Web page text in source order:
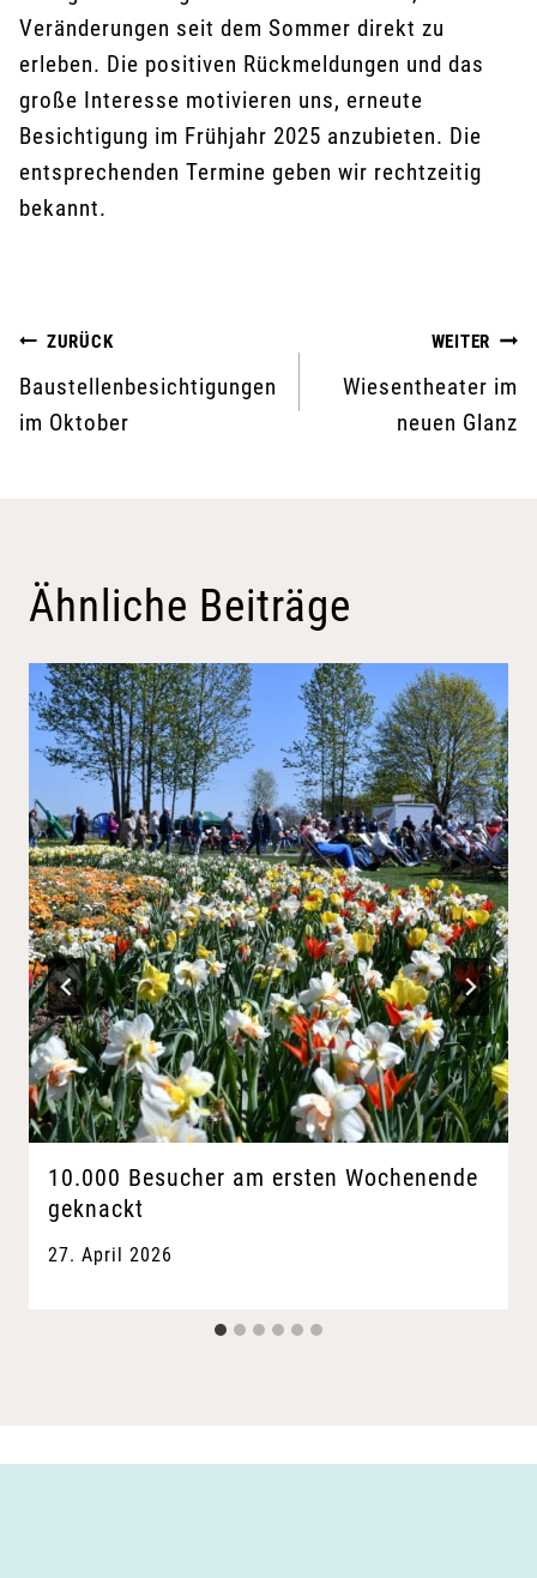
Veränderungen seit dem Sommer direkt zu
erleben. Die positiven Rückmeldungen und das
große Interesse motivieren uns, erneute
Besichtigung im Frühjahr 2025 anzubieten. Die
entsprechenden Termine geben wir rechtzeitig
bekannt.
Beitragsnavigation
ZURÜCK
Baustellenbesichtigungen
im Oktober
WEITER
Wiesentheater im
neuen Glanz
Ähnliche Beiträge
10.000 Besucher am ersten Wochenende
geknackt
27. April 2026